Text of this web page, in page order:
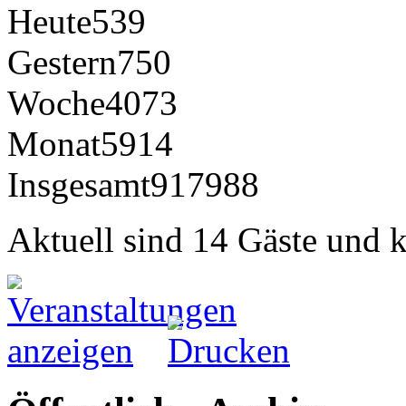
Heute539
Gestern750
Woche4073
Monat5914
Insgesamt917988
Aktuell sind 14 Gäste und